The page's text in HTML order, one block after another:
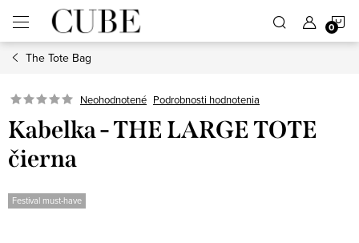
obsah
The Tote Bag
Neohodnotené Podrobnosti hodnotenia
Kabelka - THE LARGE TOTE
čierna
Festival must-have